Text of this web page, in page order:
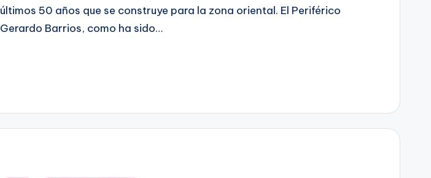
últimos 50 años que se construye para la zona oriental. El Periférico
Gerardo Barrios, como ha sido…